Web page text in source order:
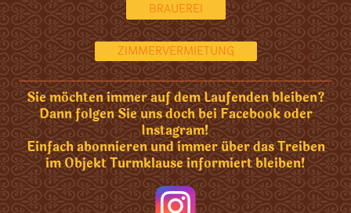
BRAUEREI
ZIMMERVERMIETUNG
Sie möchten immer auf dem Laufenden bleiben?
Dann folgen Sie uns doch bei Facebook oder
Instagram!
Einfach abonnieren und immer über das Treiben
im Objekt Turmklause informiert bleiben!